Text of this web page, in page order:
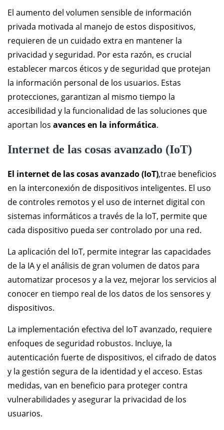
El aumento del volumen sensible de información
privada motivada al manejo de estos dispositivos,
requieren de un cuidado extra en mantener la
privacidad y seguridad. Por esta razón, es crucial
establecer marcos éticos y de seguridad que protejan
la información personal de los usuarios. Estas
protecciones, garantizan al mismo tiempo la
accesibilidad y la funcionalidad de las soluciones que
aportan los avances en la informática.
Internet de las cosas avanzado (IoT)
El internet de las cosas avanzado (IoT),trae beneficios
en la interconexión de dispositivos inteligentes. El uso
de controles remotos y el uso de internet digital con
sistemas informáticos a través de la IoT, permite que
cada dispositivo pueda ser controlado por una red.
La aplicación del IoT, permite integrar las capacidades
de la IA y el análisis de gran volumen de datos para
automatizar procesos y a la vez, mejorar los servicios al
conocer en tiempo real de los datos de los sensores y
dispositivos.
La implementación efectiva del IoT avanzado, requiere
enfoques de seguridad robustos. Incluye, la
autenticación fuerte de dispositivos, el cifrado de datos
y la gestión segura de la identidad y el acceso. Estas
medidas, van en beneficio para proteger contra
vulnerabilidades y asegurar la privacidad de los
usuarios.